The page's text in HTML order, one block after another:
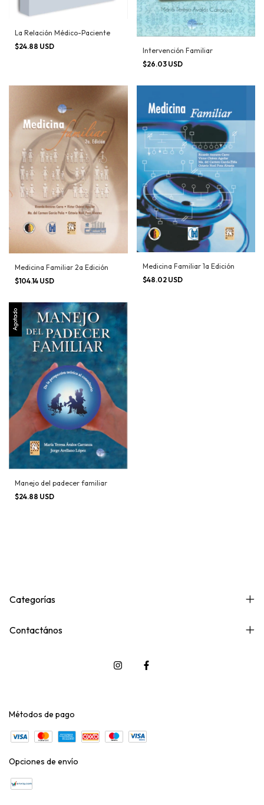
La Relación Médico-Paciente
$24.88 USD
Intervención Familiar
$26.03 USD
Medicina Familiar 2a Edición
$104.14 USD
Medicina Familiar 1a Edición
$48.02 USD
Agotado
Manejo del padecer familiar
$24.88 USD
Categorías
Contactános
Métodos de pago
Opciones de envío